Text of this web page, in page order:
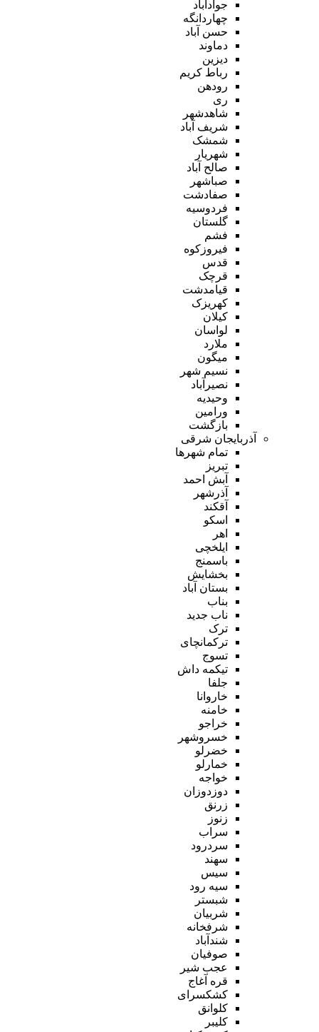
جوادآباد
چهاردانگه
حسن آباد
دماوند
دیزین
رباط کریم
رودهن
ری
شاهدشهر
شریف آباد
شمشک
شهریار
صالح آباد
صباشهر
صفادشت
فردوسیه
گلستان
فشم
فیروزکوه
قدس
قرچک
قیامدشت
کهریزک
کیلان
لواسان
ملارد
میگون
نسیم شهر
نصیرآباد
وحیدیه
ورامین
بازگشت
آذربایجان شرقی
تمام شهر‌ها
تبریز
آبش احمد
آذرشهر
آقکند
اسکو
اهر
ایلخچی
باسمنج
بخشایش
بستان آباد
بناب
ناب جدید
ترک
ترکمانچای
تسوج
تیکمه داش
جلفا
خاروانا
خامنه
خراجو
خسروشهر
خضرلو
خمارلو
خواجه
دوزدوزان
زرنق
زنوز
سراب
سردرود
سهند
سیس
سیه رود
شبستر
شربیان
شرفخانه
شندآباد
صوفیان
عجب شیر
قره آغاج
کشکسرای
کلوانق
کلیبر